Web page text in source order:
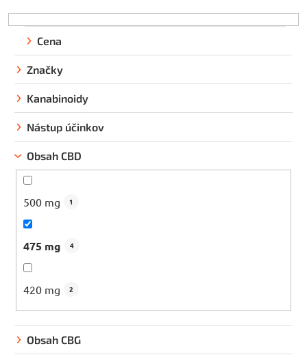
e
u
Cena
Značky
Kanabinoidy
Nástup účinkov
Obsah CBD
500 mg 1
475 mg 4
420 mg 2
Obsah CBG